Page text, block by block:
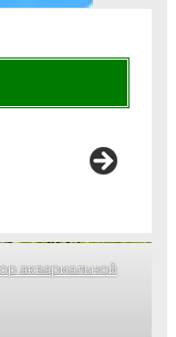
аквариальной